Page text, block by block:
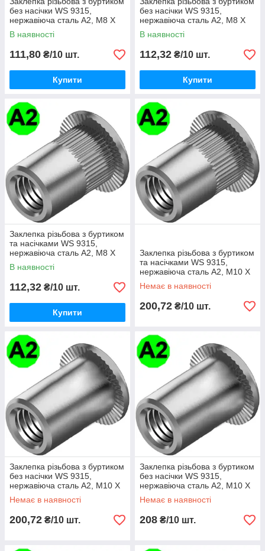
без насічки WS 9315,
нержавіюча сталь A2, М8 X
18
В наявності
111,80 ₴/10 шт.
Купити
без насічки WS 9315,
нержавіюча сталь A2, М8 X
18.5
В наявності
112,32 ₴/10 шт.
Купити
Заклепка різьбова з буртиком
та насічками WS 9315,
нержавіюча сталь A2, М8 X
18.5
В наявності
112,32 ₴/10 шт.
Купити
Заклепка різьбова з буртиком
та насічками WS 9315,
нержавіюча сталь A2, М10 X
17
Немає в наявності
200,72 ₴/10 шт.
Заклепка різьбова з буртиком
без насічки WS 9315,
нержавіюча сталь A2, М10 X
17
Немає в наявності
200,72 ₴/10 шт.
Заклепка різьбова з буртиком
без насічки WS 9315,
нержавіюча сталь A2, М10 X
18
Немає в наявності
208 ₴/10 шт.